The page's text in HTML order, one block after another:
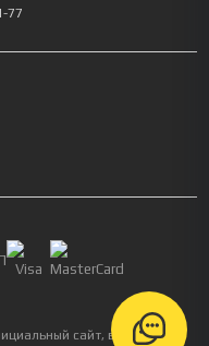
77
сайт, все права